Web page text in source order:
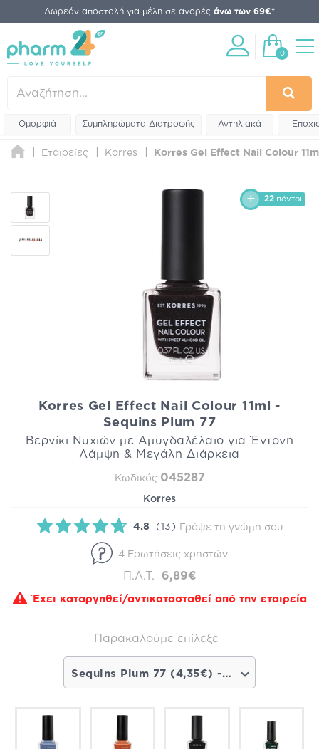
Δωρεάν αποστολή για μέλη σε αγορές άνω των 69€*
0
Ομορφιά Συμπληρώματα Διατροφής Αντηλιακά
Εταιρείες Korres Korres Gel Effect Nail Colour
22 πόντοι
Korres Gel Effect Nail Colour 11ml -
Sequins Plum 77
Βερνίκι Νυχιών με Αμυγδαλέλαιο για Έντονη
Λάμψη & Μεγάλη Διάρκεια
Κωδικός 045287
Korres
4.8 (13) Γράψε τη γνώμη σου
4 Ερωτήσεις χρηστών
Π.Λ.Τ. 6,89€
Έχει καταργηθεί/αντικατασταθεί από την εταιρεία
Παρακαλούμε επίλεξε
Sequins Plum 77 (4,35€) - Σύντομα διαθέσιμο